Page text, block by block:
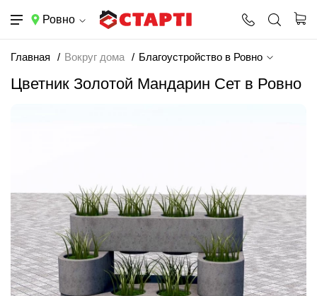
Ровно
Главная Вокруг дома Благоустройство в Ровно
Цветник Золотой Мандарин Сет в Ровно